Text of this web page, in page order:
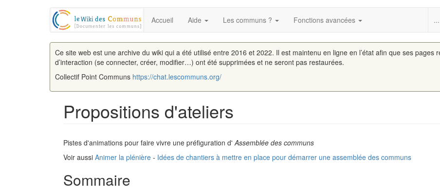
Accueil Aide Les communs ? Fonctions avancées ...
Ce site web est une archive du wiki qui a été utilisé entre 2016 et 2022. Il est maintenu en ligne en l’état afin que ses pages
d’interaction (se connecter, créer, modifier…) ont été supprimées et ne seront pas restaurées.
Collectif Point Communs https://chat.lescommuns.org/
Propositions d'ateliers
Pistes d'animations pour faire vivre une préfiguration d'Assemblée des communs
Voir aussi Animer la plénière - Idées de chantiers à mettre en place pour démarrer une assemblée des communs
Sommaire